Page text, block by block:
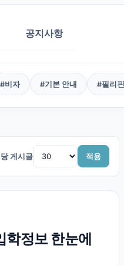
공지사항
#비자 #기본 안내 #필리핀
게시글 적용
학정보 한눈에